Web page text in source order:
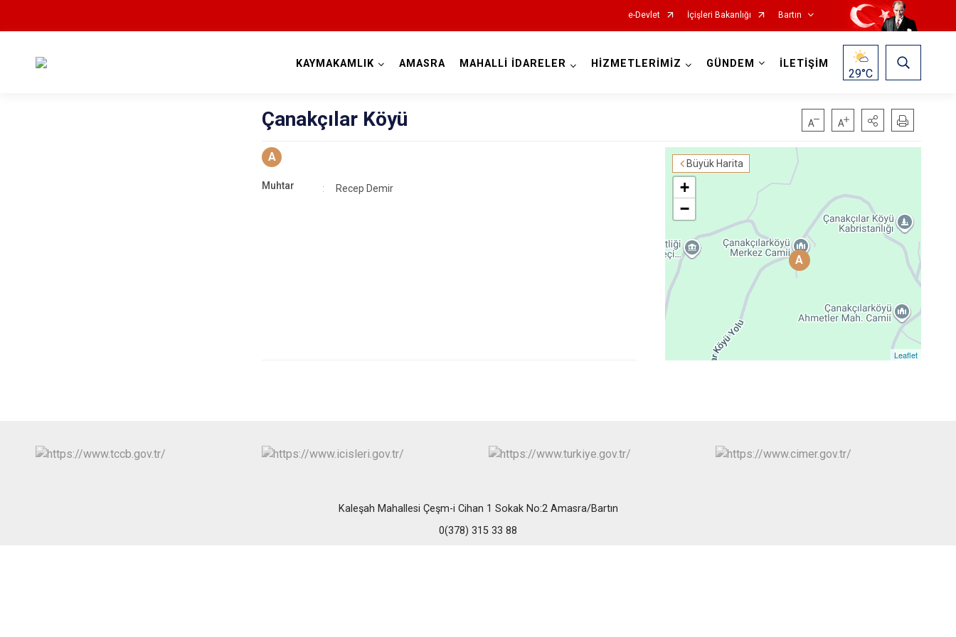
e-Devlet İçişleri Bakanlığı Bartın
KAYMAKAMLIK AMASRA MAHALLİ İDARELER HİZMETLERİMİZ GÜNDEM İLETİŞİM
29°C
Çanakçılar Köyü
Büyük Harita
A
+
−
Leaflet
A
Muhtar Recep Demir
Kaleşah Mahallesi Çeşm-i Cihan 1 Sokak No:2 Amasra/Bartın
0(378) 315 33 88